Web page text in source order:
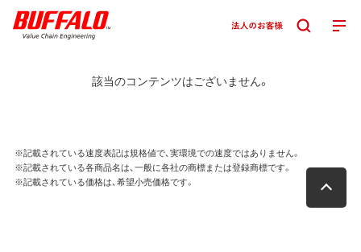
該当のコンテンツはございません。
※記載されている速度表記は規格値で、実環境での速度ではありません。
※記載されている各商品名は、一般に各社の商標または登録商標です。
※記載されている価格は、希望小売価格です。